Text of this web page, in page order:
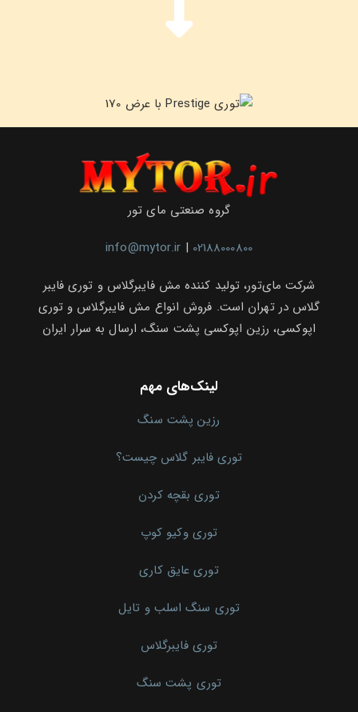
گروه صنعتی مای تور
info@mytor.ir | 02188000800
شرکت مای‌تور، تولید کننده مش فایبرگلاس و توری فایبر
گلاس در تهران است. فروش انواع مش فایبرگلاس و توری
اپوکسی، رزین اپوکسی پشت سنگ، ارسال به سرار ایران
لینک‌های مهم
رزین پشت سنگ
توری فایبر گلاس چیست؟
توری بقچه کردن
توری وکیو کوپ
توری عایق کاری
توری سنگ اسلب و تایل
توری فایبرگلاس
توری پشت سنگ